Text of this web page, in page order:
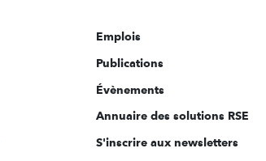
Emplois
Publications
Évènements
Annuaire des solutions RSE
S'inscrire aux newsletters